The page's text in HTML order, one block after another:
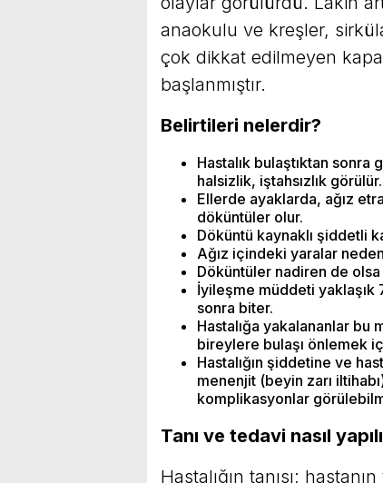
anaokulu ve kreşler,
çok dikkat edilmeyen
başlanmıştır.
Belirtileri nelerdir?
Hastalık bulaştıktan
halsizlik, iştahsızlık görülür.
Ellerde ayaklarda, ağız
döküntüler olur.
Döküntü kaynaklı şiddetli
Ağız içindeki yaralar
Döküntüler nadiren de
İyileşme müddeti yaklaşık
sonra biter.
Hastalığa yakalananlar
bireylere bulaşı önlemek
Hastalığın şiddetine ve
menenjit (beyin zarı
komplikasyonlar
Tanı ve tedavi nasıl
Hastalığın tanısı;